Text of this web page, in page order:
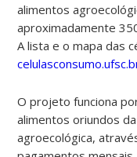
alimentos
aproximadamente
A lista e o mapa das
O projeto funciona
alimentos oriundos
agroecológica,